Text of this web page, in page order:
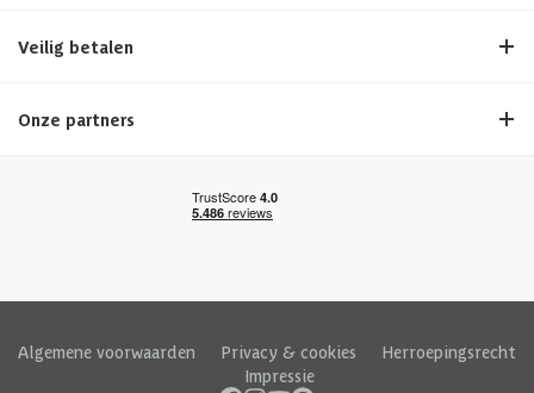
Veilig betalen
Onze partners
Algemene voorwaarden Privacy & cookies
Herroepingsrecht
Impressie